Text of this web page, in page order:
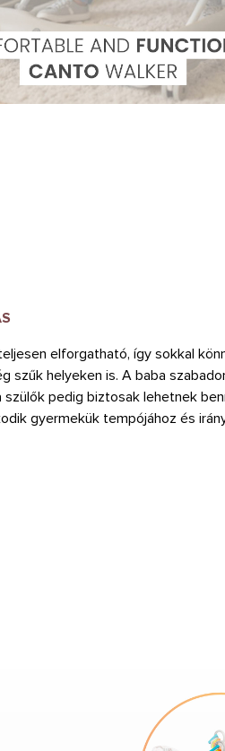
elforgatható, így sokkal
szűk helyeken is. A baba
szülők pedig biztosak lehetnek
gyermekük tempójához és